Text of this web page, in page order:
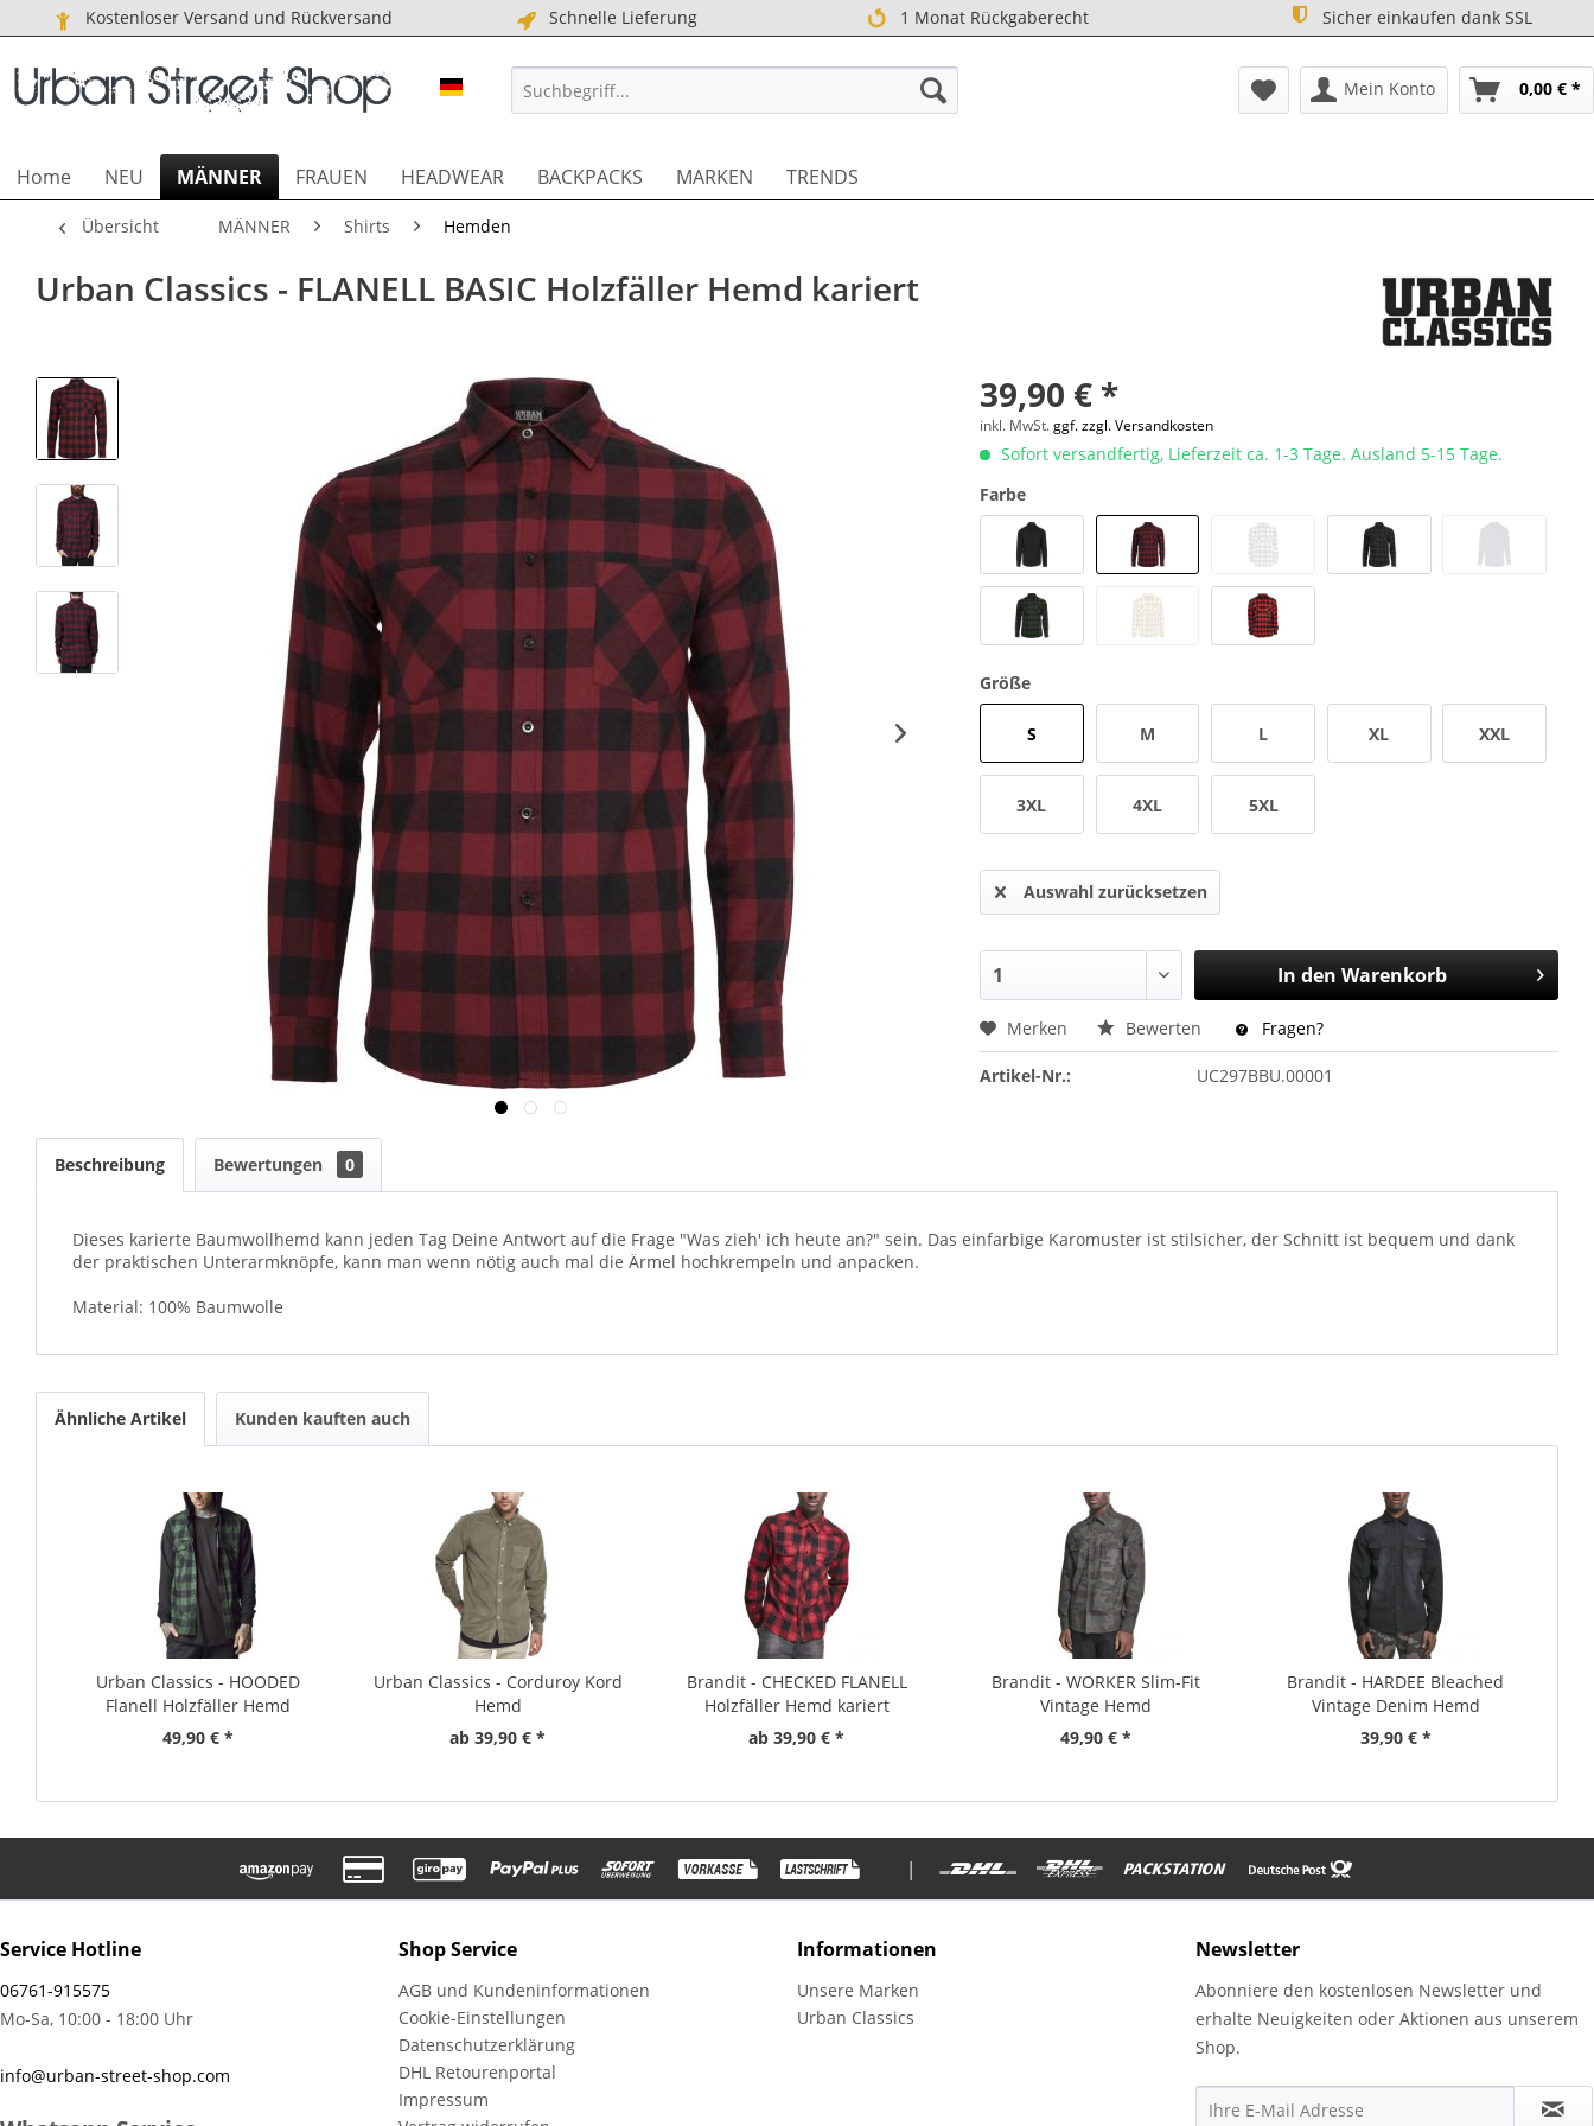
Kostenloser Versand und Rückversand Schnelle Lieferung 1 Monat Rückgaberecht Sicher einkaufen dank SSL
URBAN STREET DE Mein Konto 0,00 € *
Home NEU MÄNNER FRAUEN HEADWEAR BACKPACKS MARKEN TRENDS
Übersicht MÄNNER Shirts Hemden
Urban Classics - FLANELL BASIC Holzfäller Hemd kariert
39,90 € *
inkl. MwSt.ggf. zzgl. Versandkosten
Sofort versandfertig, Lieferzeit ca. 1-3 Tage. Ausland 5-15 Tage.
Farbe
Größe
S M L XL XXL
3XL 4XL 5XL
Auswahl zurücksetzen
In den Warenkorb
Merken Bewerten Fragen?
Artikel-Nr.: UC297BBU.00001
Beschreibung Bewertungen 0
Dieses karierte Baumwollhemd kann jeden Tag Deine Antwort auf die Frage "Was zieh' ich heute an?" sein. Das einfarbige Karomuster ist stilsicher, der Schnitt ist bequem und dank
der praktischen Unterarmknöpfe, kann man wenn nötig auch mal die Ärmel hochkrempeln und anpacken.
Material: 100% Baumwolle
Ähnliche Artikel Kunden kauften auch
Urban Classics - HOODED
Flanell Holzfäller Hemd
49,90 € *
Urban Classics - Corduroy Kord
Hemd
ab 39,90 € *
Brandit - CHECKED FLANELL
Holzfäller Hemd kariert
ab 39,90 € *
Brandit - WORKER Slim-Fit
Vintage Hemd
49,90 € *
Brandit - HARDEE Bleached
Vintage Denim Hemd
39,90 € *
|
Service Hotline
06761-915575
Mo-Sa, 10:00 - 18:00 Uhr
info@urban-street-shop.com
Shop Service
AGB und Kundeninformationen
Cookie-Einstellungen
Datenschutzerklärung
DHL Retourenportal
Impressum
Informationen
Unsere Marken
Urban Classics
Newsletter
Abonniere den kostenlosen Newsletter und
erhalte Neuigkeiten oder Aktionen aus unserem
Shop.